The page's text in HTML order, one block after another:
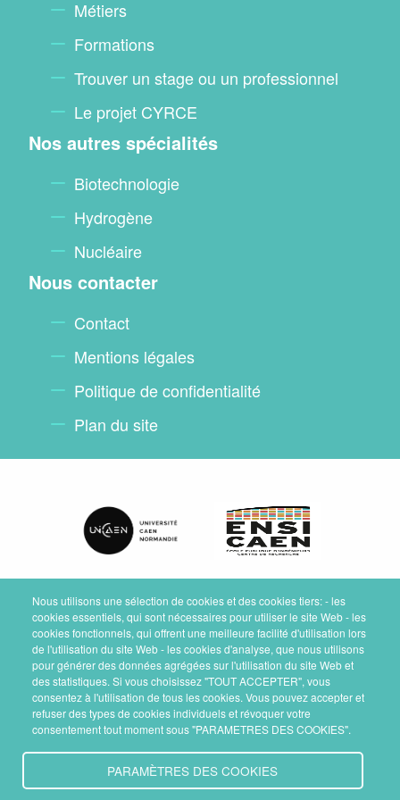
Métiers
Formations
Trouver un stage ou un professionnel
Le projet CYRCE
Nos autres spécialités
Biotechnologie
Hydrogène
Nucléaire
Nous contacter
Contact
Mentions légales
Politique de confidentialité
Plan du site
Nous utilisons une sélection de cookies et des cookies tiers: - les
cookies essentiels, qui sont nécessaires pour utiliser le site Web - les
cookies fonctionnels, qui offrent une meilleure facilité d'utilisation lors
de l'utilisation du site Web - les cookies d'analyse, que nous utilisons
pour générer des données agrégées sur l'utilisation du site Web et
des statistiques. Si vous choisissez "TOUT ACCEPTER", vous
consentez à l'utilisation de tous les cookies. Vous pouvez accepter et
refuser des types de cookies individuels et révoquer votre
consentement tout moment sous "PARAMETRES DES COOKIES".
PARAMÈTRES DES COOKIES